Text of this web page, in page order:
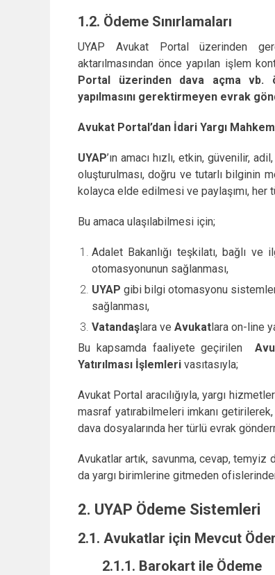
1.2. Ödeme Sınırlamaları
UYAP Avukat Portal üzerinden
aktarılmasından önce yapılan işlem
Portal üzerinden dava açma vb.
yapılmasını gerektirmeyen evrak
Avukat Portal’dan İdari Yargı
UYAP’ın amacı hızlı, etkin, güvenilir,
oluşturulması, doğru ve tutarlı bilginin
kolayca elde edilmesi ve paylaşımı,
Bu amaca ulaşılabilmesi için;
Adalet Bakanlığı teşkilatı, bağlı ve
otomasyonunun sağlanması,
UYAP gibi bilgi otomasyonu
sağlanması,
Vatandaşlara ve Avukatlara on-line
Bu kapsamda faaliyete geçirilen
Yatırılması İşlemleri vasıtasıyla;
Avukat Portal aracılığıyla, yargı
masraf yatırabilmeleri imkanı
dava dosyalarında her türlü evrak
Avukatlar artık, savunma, cevap,
da yargı birimlerine gitmeden
2. UYAP Ödeme Sistemleri
2.1. Avukatlar için Mevcut
2.1.1. Barokart ile Ödeme